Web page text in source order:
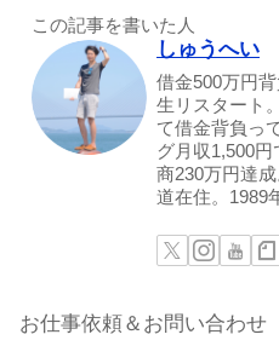
この記事を書いた人
しゅうへい
借金500万円
生リスタート
て借金背負っ
グ月収1,500
商230万円達
道在住。1989
お仕事依頼＆お問い合わせ